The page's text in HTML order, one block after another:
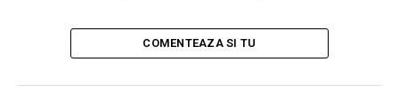
pe 9 mai 2019 la Sibiu. Reuniunea este dedicată
dezbaterii pe tema viitorului Uniunii Europene. Sperăm
COMENTEAZA SI TU